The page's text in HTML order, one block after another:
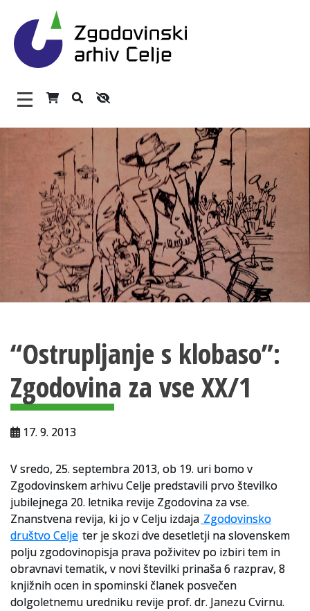
Zgodovinski arhiv Celje –
Glavni meni
O arhivu
Povezave
Varstvo osebnih podatkov
Katalog informacij javnega značaja
Zakonodaja
Vloga za upravne namene
Vloga za čitalnico
Vodnik po fondih in zbirkah
VAČ – VIRTUALNA ARHIVSKA ČITALNICA
Za ustvarjalce
Strokovna usposabljanja za uslužbence
Gradivo
Register ustvarjalcev
Arhivske škatle
“Ostrupljanje s klobaso”:
Zgodovina za vse XX/1
17. 9. 2013
V sredo, 25. septembra 2013, ob 19. uri bomo v
Zgodovinskem arhivu Celje predstavili prvo številko
jubilejnega 20. letnika revije Zgodovina za vse.
Znanstvena revija, ki jo v Celju izdaja Zgodovinsko
društvo Celje ter je skozi dve desetletji na slovenskem
polju zgodovinopisja prava poživitev po izbiri tem in
obravnavi tematik, v novi številki prinaša 6 razprav, 8
knjižnih ocen in spominski članek posvečen
dolgoletnemu uredniku revije prof. dr. Janezu Cvirnu.